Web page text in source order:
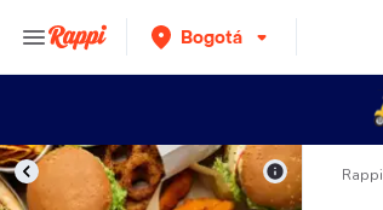
Bogotá
Rappi